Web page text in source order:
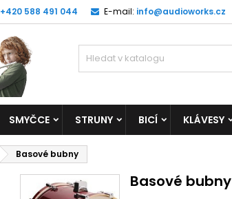
+420 588 491 044 E-mail: info@audioworks.cz
SMYČCE STRUNY BICÍ KLÁVESY
Basové bubny
Basové bubny